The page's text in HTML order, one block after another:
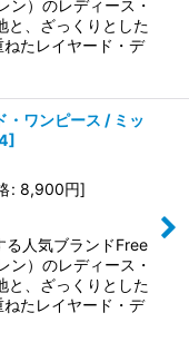
ン）のレディース・
と、ざっくりとした
たレイヤード・デ
・ワンピース / ミッ
]
: 8,900円]
る人気ブランドFree
ン）のレディース・
と、ざっくりとした
たレイヤード・デ